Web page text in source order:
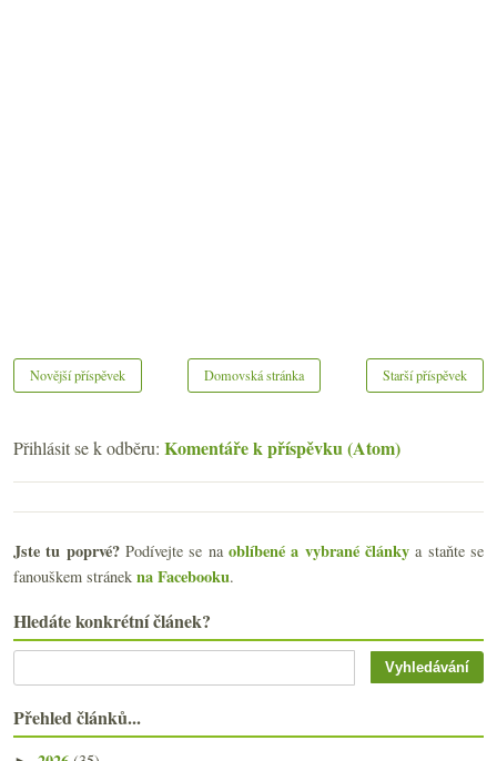
Novější příspěvek Starší příspěvek
Domovská stránka
Přihlásit se k odběru: Komentáře k příspěvku (Atom)
Jste tu poprvé?Podívejte se naoblíbené a vybrané články a staňte se
fanouškem stránek na Facebooku.
Hledáte konkrétní článek?
Přehled článků...